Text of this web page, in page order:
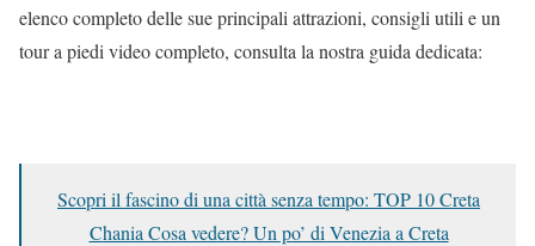
elenco completo delle sue principali attrazioni, consigli utili e un
tour a piedi video completo, consulta la nostra guida dedicata:
Scopri il fascino di una città senza tempo: TOP 10 Creta
Chania Cosa vedere? Un po’ di Venezia a Creta